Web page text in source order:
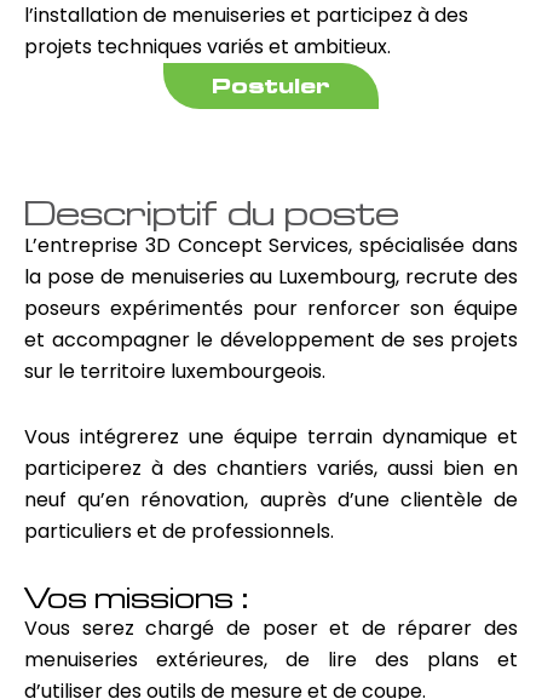
l’installation de menuiseries et participez à des
projets techniques variés et ambitieux.
Postuler
Descriptif du poste
L’entreprise 3D Concept Services, spécialisée dans
la pose de menuiseries au Luxembourg, recrute des
poseurs expérimentés pour renforcer son équipe
et accompagner le développement de ses projets
sur le territoire luxembourgeois.
Vous intégrerez une équipe terrain dynamique et
participerez à des chantiers variés, aussi bien en
neuf qu’en rénovation, auprès d’une clientèle de
particuliers et de professionnels.
Vos missions :
Vous serez chargé de poser et de réparer des
menuiseries extérieures, de lire des plans et
d’utiliser des outils de mesure et de coupe.